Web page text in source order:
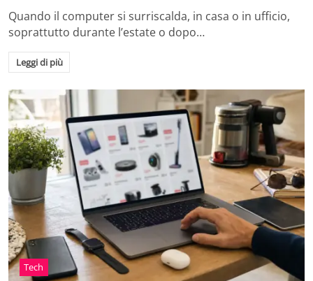
Quando il computer si surriscalda, in casa o in ufficio,
soprattutto durante l’estate o dopo…
Leggi di più
Tech